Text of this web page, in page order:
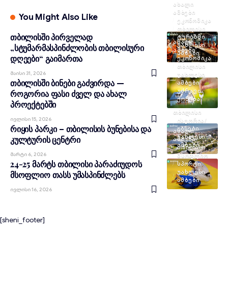
You Might Also Like
ᲐᲮᲐᲚᲘ
ᲐᲛᲑᲔᲑᲘ
ᲔᲙᲝᲜᲝᲛᲘᲙᲐ
ᲗᲑᲘᲚᲘᲡᲘ
ᲢᲣᲠᲘᲖᲛᲘ
ᲣᲐᲮᲚᲔᲡᲘ
ᲐᲛᲑᲔᲑᲘ
თბილისში პირველად
„სტუმარმასპინძლობის თბილისური
დღეები“ გაიმართა
Მაისი 31, 2026
ᲐᲮᲐᲚᲘ
ᲐᲛᲑᲔᲑᲘ
ᲔᲙᲝᲜᲝᲛᲘᲙᲐ
ᲗᲑᲘᲚᲘᲡᲘ
ᲣᲐᲮᲚᲔᲡᲘ
ᲐᲛᲑᲔᲑᲘ
ᲣᲫᲠᲐᲕᲘ
ᲥᲝᲜᲔᲑᲐ
თბილისში ბინები გაძვირდა —
როგორია ფასი ძველ და ახალ
პროექტებში
Ივლისი 15, 2026
ᲗᲑᲘᲚᲘᲡᲘ
ᲘᲡᲢᲝᲠᲘᲐ/
ᲣᲑᲜᲔᲑᲘ
ᲣᲐᲮᲚᲔᲡᲘ
ᲐᲛᲑᲔᲑᲘ
რიყის პარკი – თბილისის ბუნებისა და
კულტურის ცენტრი
Მარტი 6, 2026
ᲐᲮᲐᲚᲘ
ᲐᲛᲑᲔᲑᲘ
ᲗᲑᲘᲚᲘᲡᲘ
ᲛᲡᲝᲤᲚᲘᲝ
ᲡᲞᲝᲠᲢᲘ
ᲣᲐᲮᲚᲔᲡᲘ
ᲐᲛᲑᲔᲑᲘ
24-25 მარტს თბილისი პარაძიუდოს
მსოფლიო თასს უმასპინძლებს
Ივლისი 16, 2026
[sheni_footer]